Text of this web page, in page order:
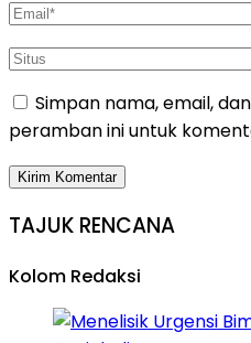
Simpan nama, email,
peramban ini untuk
TAJUK RENCANA
Kolom Redaksi